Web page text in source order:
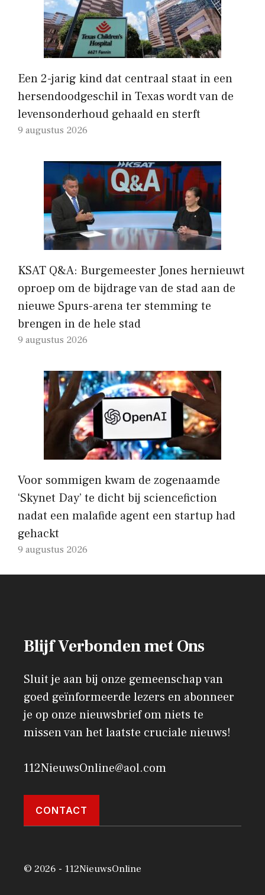
Een 2-jarig kind dat centraal staat in een
hersendoodgeschil in Texas wordt van de
levensonderhoud gehaald en sterft
9 augustus 2026
KSAT Q&A: Burgemeester Jones hernieuwt
oproep om de bijdrage van de stad aan de
nieuwe Spurs-arena ter stemming te
brengen in de hele stad
9 augustus 2026
Voor sommigen kwam de zogenaamde
‘Skynet Day’ te dicht bij sciencefiction
nadat een malafide agent een startup had
gehackt
9 augustus 2026
Blijf Verbonden met Ons
Sluit je aan bij onze gemeenschap van
goed geïnformeerde lezers en abonneer
je op onze nieuwsbrief om niets te
missen van het laatste cruciale nieuws!
112NieuwsOnline@aol.com
CONTACT
© 2026 - 112NieuwsOnline